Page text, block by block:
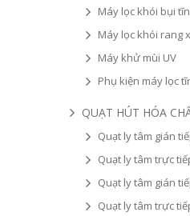
Máy lọc khói bụi
Máy lọc khói rang
Máy khử mùi UV
Phụ kiện máy lọc
QUẠT HÚT HÓA
Quạt ly tâm gián
Quạt ly tâm trực
Quạt ly tâm gián
Quạt ly tâm trực